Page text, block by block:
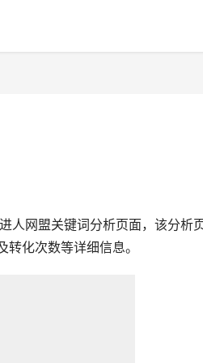
人网盟关键词分析页面，该分析
化次数等详细信息。